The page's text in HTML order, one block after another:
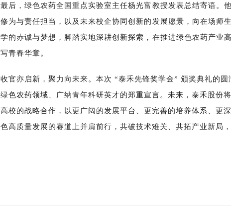
最后，绿色农药全国重点实验室主任杨光富教授发表总结寄语。
修为与责任担当，以及未来校企协同创新的发展愿景，向在场师
学的赤诚与梦想，脚踏实地深耕创新探索，在推进绿色农药产业
写青春华章。
收官亦启新，聚力向未来。本次 “泰禾先锋奖学金” 颁奖典礼的
绿色农药领域、广纳青年科研英才的郑重宣言。未来，泰禾股份
高校的战略合作，以更广阔的发展平台、更完善的培养体系、更
色高质量发展的赛道上并肩前行，共破技术难关、共拓产业新局